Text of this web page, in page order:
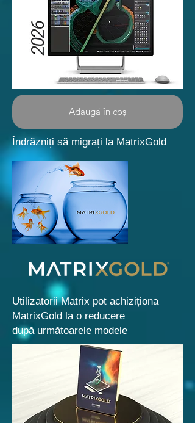
Adaugă în coș
Îndrăzniți să migrați la MatrixGold
Utilizatorii Matrix pot achiziționa
MatrixGold la o reducere
după următoarele modele